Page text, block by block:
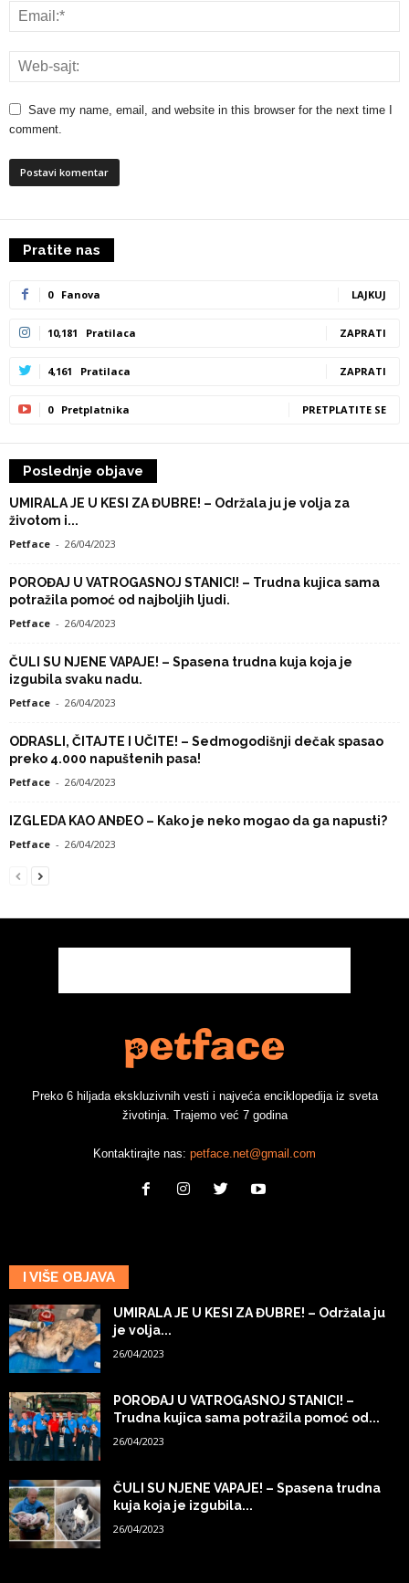
Save my name, email, and website in this browser for the next time I
comment.
Pratite nas
0 Fanova LAJKUJ
10,181 Pratilaca ZAPRATI
4,161 Pratilaca ZAPRATI
0 Pretplatnika PRETPLATITE SE
Poslednje objave
UMIRALA JE U KESI ZA ĐUBRE! – Održala ju je volja za
životom i...
Petface - 26/04/2023
POROĐAJ U VATROGASNOJ STANICI! – Trudna kujica sama
potražila pomoć od najboljih ljudi.
Petface - 26/04/2023
ČULI SU NJENE VAPAJE! – Spasena trudna kuja koja je
izgubila svaku nadu.
Petface - 26/04/2023
ODRASLI, ČITAJTE I UČITE! – Sedmogodišnji dečak spasao
preko 4.000 napuštenih pasa!
Petface - 26/04/2023
IZGLEDA KAO ANĐEO – Kako je neko mogao da ga napusti?
Petface - 26/04/2023
Preko 6 hiljada ekskluzivnih vesti i najveća enciklopedija iz sveta
životinja. Trajemo već 7 godina
Kontaktirajte nas: petface.net@gmail.com
I VIŠE OBJAVA
UMIRALA JE U KESI ZA ĐUBRE! – Održala ju
je volja...
26/04/2023
POROĐAJ U VATROGASNOJ STANICI! –
Trudna kujica sama potražila pomoć od...
26/04/2023
ČULI SU NJENE VAPAJE! – Spasena trudna
kuja koja je izgubila...
26/04/2023